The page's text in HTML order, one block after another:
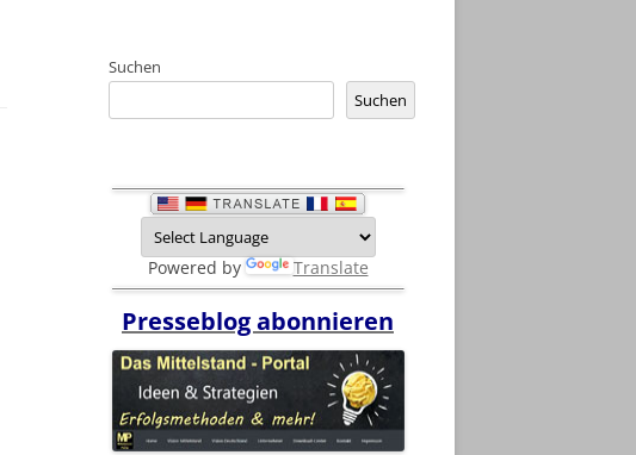
Suchen
Suchen
Powered by Translate
Presseblog abonnieren